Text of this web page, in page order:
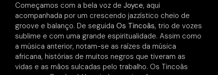
Começamos com a bela voz deJoyce, aqui
acompanhada por um crescendo jazzístico cheio de
groove e balanço. De seguidaOs Tincoãs, trio de vozes
sublime e com uma grande espiritualidade. Assim como
a música anterior, notam-se as raízes da música
africana, histórias de muitos negros que tiveram as
vidas e as mãos sulcadas pelo trabalho. Os Tincoãs